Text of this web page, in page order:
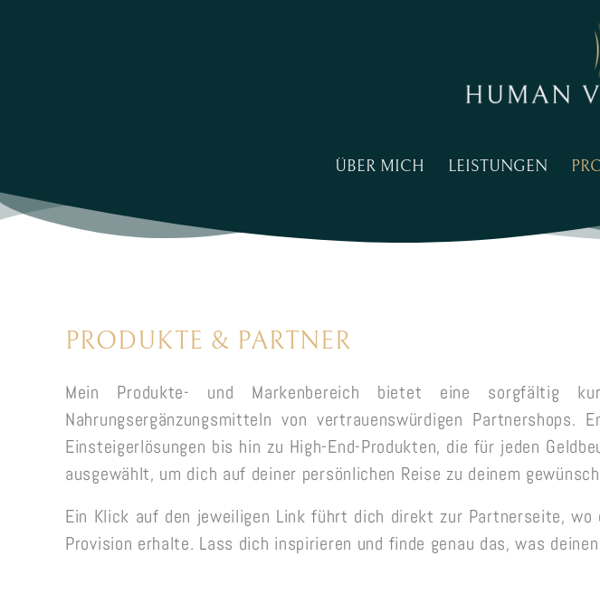
ÜBER MICH LEISTUNGEN
PRODUKTE & PARTNER
Mein Produkte- und Markenbereich bietet eine sorgfältig
Nahrungsergänzungsmitteln von vertrauenswürdigen
Einsteigerlösungen bis hin zu High-End-Produkten, die für jeden
ausgewählt, um dich auf deiner persönlichen Reise zu deinem
Ein Klick auf den jeweiligen Link führt dich direkt zur Partnerseite,
Provision erhalte. Lass dich inspirieren und finde genau das, was